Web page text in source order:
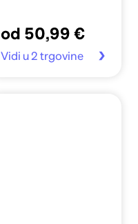
od 50,99 €
Vidi u 2 trgovine